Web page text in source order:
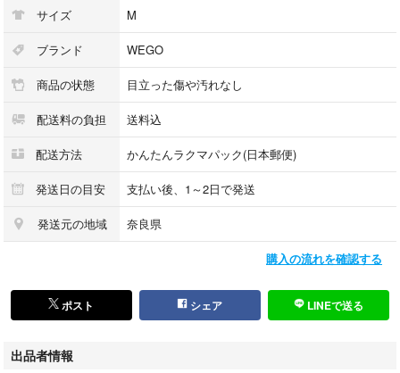
◆サイズ表記◆
肩幅：約22ｃｍ
股下：約72ｃｍ
裾幅：約24ｃｍ
※素人採寸ですので、多少の誤差はご容赦下さい。
◆素材◆
◆コンディション◆
サイズ M
ブランド WEGO
商品の状態 目立った傷や汚れなし
配送料の負担 送料込
配送方法 かんたんラクマパック(日本郵便)
発送日の目安 支払い後、1～2日で発送
発送元の地域 奈良県
購入の流れを確認する
ポスト シェア LINEで送る
出品者情報